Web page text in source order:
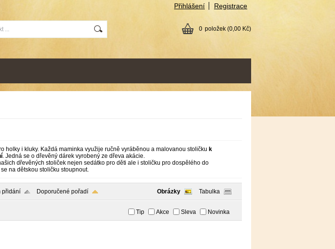
Přihlášení Registrace
0 položek (0,00 Kč)
holky i kluky. Každá maminka využije ručně vyráběnou a malovanou stoličku k
. Jedná se o dřevěný dárek vyrobený ze dřeva akácie.
dřevěných stoliček nejen sedátko pro děti ale i stoličku pro dospělého do
na dětskou stoličku stoupnout.
přidání Doporučené pořadí Obrázky Tabulka
Tip Akce Sleva Novinka